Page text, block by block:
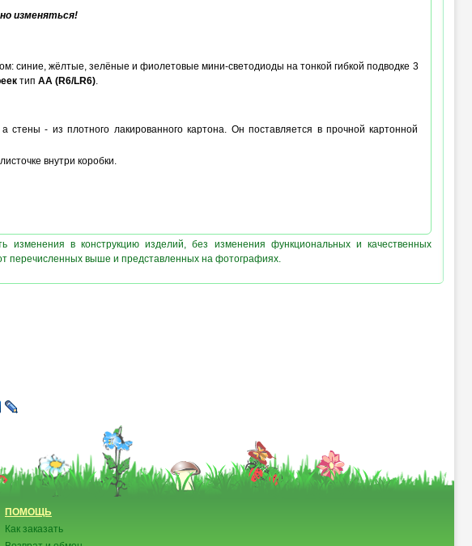
изменяться!
синие, жёлтые, зелёные и фиолетовые мини-светодиоды на тонкой гибкой подводке 3
тип AA (R6/LR6).
- из плотного лакированного картона. Он поставляется в прочной картонной
внутри коробки.
в конструкцию изделий, без изменения функциональных и качественных
перечисленных выше и представленных на фотографиях.
ПОМОЩЬ
Как заказать